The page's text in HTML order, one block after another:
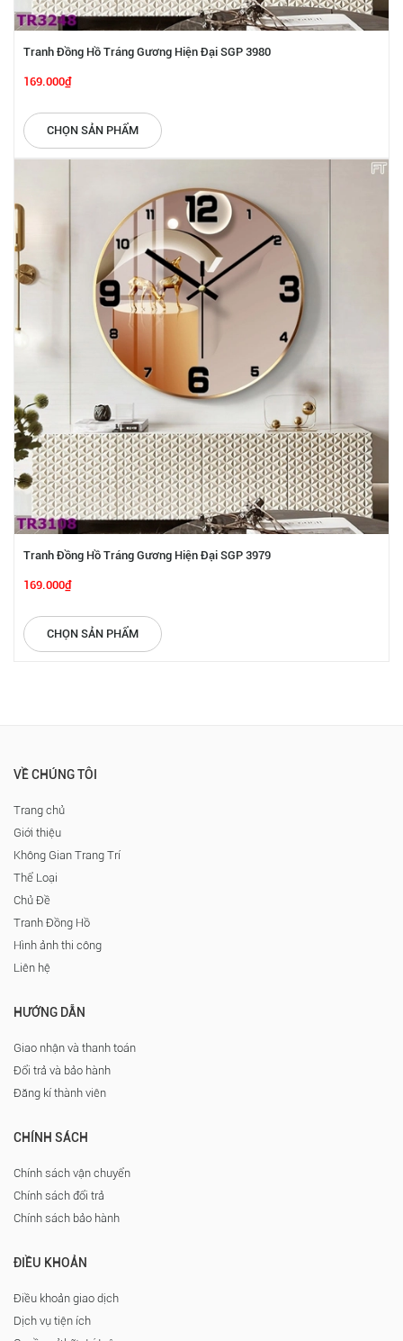
Tranh Đồng Hồ Tráng Gương Hiện Đại SGP 3980
169.000₫
CHỌN SẢN PHẨM
Tranh Đồng Hồ Tráng Gương Hiện Đại SGP 3979
169.000₫
CHỌN SẢN PHẨM
VỀ CHÚNG TÔI
Trang chủ
Giới thiệu
Không Gian Trang Trí
Thể Loại
Chủ Đề
Tranh Đồng Hồ
Hình ảnh thi công
Liên hệ
HƯỚNG DẪN
Giao nhận và thanh toán
Đổi trả và bảo hành
Đăng kí thành viên
CHÍNH SÁCH
Chính sách vận chuyển
Chính sách đổi trả
Chính sách bảo hành
ĐIỀU KHOẢN
Điều khoản giao dịch
Dịch vụ tiện ích